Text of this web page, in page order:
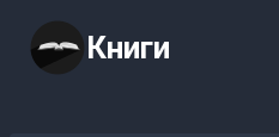
содержимому
Книги